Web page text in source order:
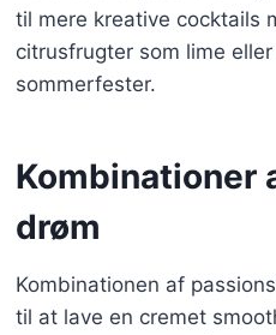
til mere kreative cocktails
citrusfrugter som lime
sommerfester.
Kombinationer
drøm
Kombinationen af
til at lave en cremet